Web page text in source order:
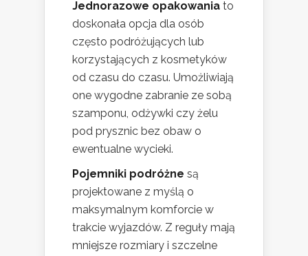
Jednorazowe opakowania to
doskonała opcja dla osób
często podróżujących lub
korzystających z kosmetyków
od czasu do czasu. Umożliwiają
one wygodne zabranie ze sobą
szamponu, odżywki czy żelu
pod prysznic bez obaw o
ewentualne wycieki.
Pojemniki podróżne są
projektowane z myślą o
maksymalnym komforcie w
trakcie wyjazdów. Z reguły mają
mniejsze rozmiary i szczelne